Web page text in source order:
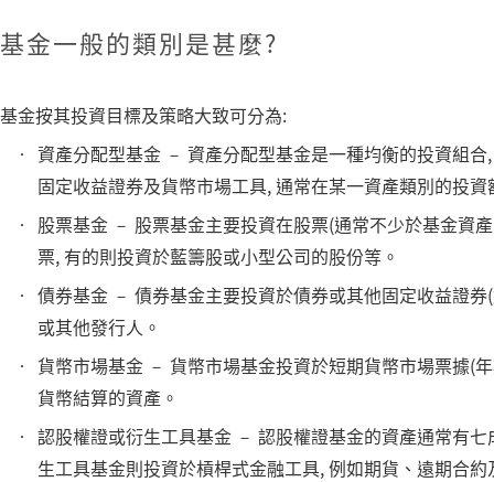
基金一般的類別是甚麼?
基金按其投資目標及策略大致可分為:
資產分配型基金 － 資產分配型基金是一種均衡的投資組
固定收益證券及貨幣市場工具, 通常在某一資產類別的投
股票基金 － 股票基金主要投資在股票(通常不少於基金資
票, 有的則投資於藍籌股或小型公司的股份等。
債券基金 － 債券基金主要投資於債券或其他固定收益證
或其他發行人。
貨幣市場基金 － 貨幣市場基金投資於短期貨幣市場票據(
貨幣結算的資產。
認股權證或衍生工具基金 － 認股權證基金的資產通常有
生工具基金則投資於槓桿式金融工具, 例如期貨、遠期合